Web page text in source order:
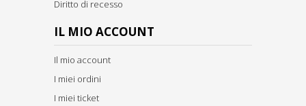
Diritto di recesso
IL MIO ACCOUNT
Il mio account
I miei ordini
I miei ticket